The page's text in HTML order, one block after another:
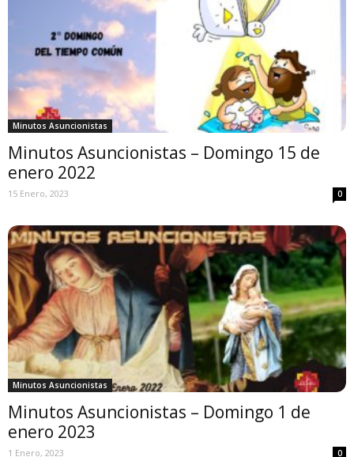
Minutos Asuncionistas
Minutos Asuncionistas – Domingo 15 de
enero 2022
15 Enero, 2023 0
Minutos Asuncionistas
Minutos Asuncionistas – Domingo 1 de
enero 2023
1 Enero, 2023 0